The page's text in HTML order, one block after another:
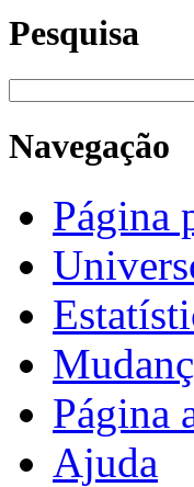
Pesquisa
Navegação
Página
Página
Ajuda